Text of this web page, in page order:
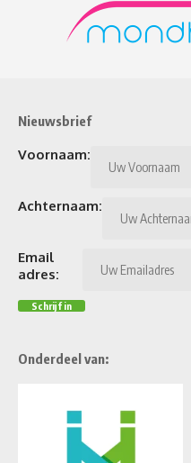
Nieuwsbrief
Voornaam:
Achternaam:
Email
adres:
Onderdeel van: